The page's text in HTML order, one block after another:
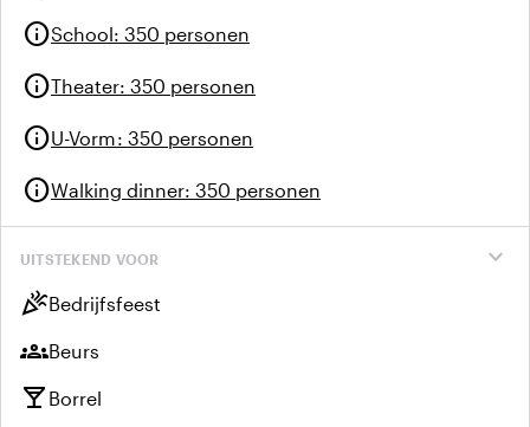
infoSchool: 350 personen
infoTheater: 350 personen
infoU-Vorm: 350 personen
infoWalking dinner: 350 personen
expand_more
UITSTEKEND VOOR
celebrationBedrijfsfeest
groupsBeurs
local_bar Borrel